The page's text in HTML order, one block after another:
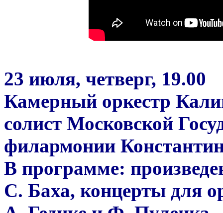
23 июля, четверг, 19.00
Камерный оркестр
солист Московской
филармонии
В программе:
С. Баха, концерты для